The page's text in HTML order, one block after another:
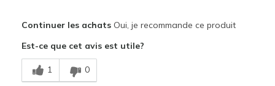
Bouncy
Breathe Well
Continuer les achatsOui, je recommande ce produit
Est-ce que cet avis est utile?
1 0